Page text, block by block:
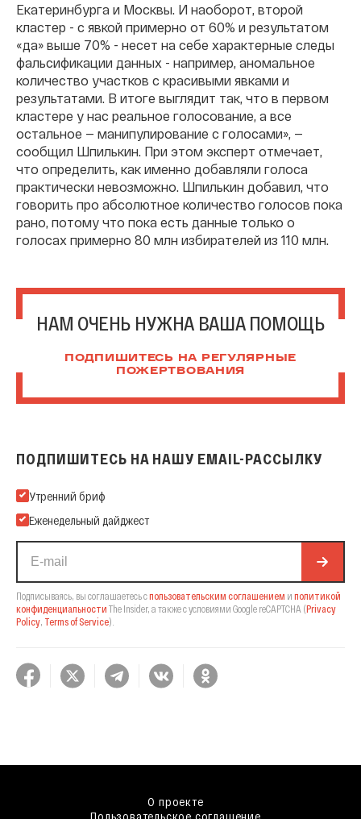
Екатеринбурга и Москвы. И наоборот, второй
кластер - с явкой примерно от 60% и результатом
«да» выше 70% - несет на себе характерные следы
фальсификации данных - например, аномальное
количество участков с красивыми явками и
результатами. В итоге выглядит так, что в первом
кластере у нас реальное голосование, а все
остальное — манипулирование с голосами», —
сообщил Шпилькин. При этом эксперт отмечает,
что определить, как именно добавляли голоса
практически невозможно. Шпилькин добавил, что
говорить про абсолютное количество голосов пока
рано, потому что пока есть данные только о
голосах примерно 80 млн избирателей из 110 млн.
НАМ ОЧЕНЬ НУЖНА ВАША ПОМОЩЬ
ПОДПИШИТЕСЬ НА РЕГУЛЯРНЫЕ
ПОЖЕРТВОВАНИЯ
ПОДПИШИТЕСЬ НА НАШУ EMAIL-РАССЫЛКУ
Подпишитесь на нашу Email-рассылку
Утренний бриф
Еженедельный дайджест
Подписываясь, вы соглашаетесь спользовательским соглашением и политикой
конфиденциальности The Insider, а также с условиями Google reCAPTCHA (Privacy
Policy Terms of Service).
О проекте
Пользовательское соглашение